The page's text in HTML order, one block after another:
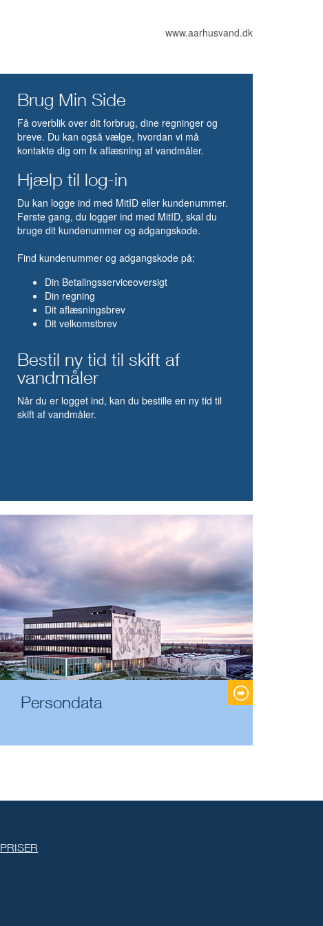
www.aarhusvand.dk
Brug Min Side
Få overblik over dit forbrug, dine regninger og
breve. Du kan også vælge, hvordan vi må
kontakte dig om fx aflæsning af vandmåler.
Hjælp til log-in
Du kan logge ind med MitID eller kundenummer.
Første gang, du logger ind med MitID, skal du
bruge dit kundenummer og adgangskode.
Find kundenummer og adgangskode på:
Din Betalingsserviceoversigt
Din regning
Dit aflæsningsbrev
Dit velkomstbrev
Bestil ny tid til skift af
vandmåler
Når du er logget ind, kan du bestille en ny tid til
skift af vandmåler.
Persondata
PRISER